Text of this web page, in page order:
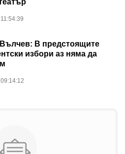
В предстоящите
избори аз няма да